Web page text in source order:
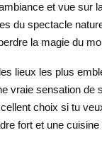
et vue sur
du spectacle
la magie du
lieux les plus
vraie sensation de
choix si tu
fort et une cuisine